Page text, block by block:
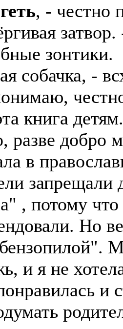
, - честно
зонтики.
собачка, -
книга
разве добро
в
, потому что
Но
и я не
и